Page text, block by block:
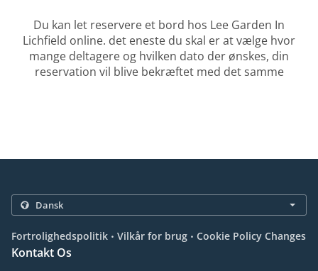
Du kan let reservere et bord hos Lee Garden In
Lichfield online. det eneste du skal er at vælge hvor
mange deltagere og hvilken dato der ønskes, din
reservation vil blive bekræftet med det samme
Fortrolighedspolitik . Vilkår for brug . Cookie Policy Changes
Kontakt Os